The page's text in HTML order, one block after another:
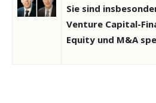
Sie sind
Venture Capital-
Equity und M&A